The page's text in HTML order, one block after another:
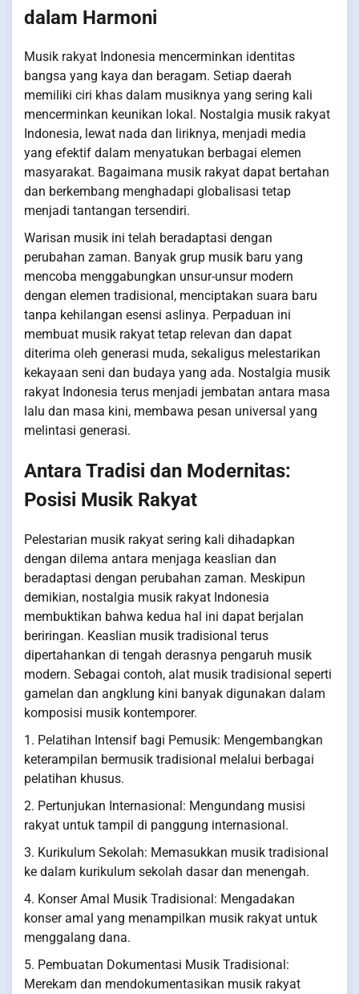
dalam Harmoni
Musik rakyat Indonesia mencerminkan identitas
bangsa yang kaya dan beragam. Setiap daerah
memiliki ciri khas dalam musiknya yang sering kali
mencerminkan keunikan lokal. Nostalgia musik rakyat
Indonesia, lewat nada dan liriknya, menjadi media
yang efektif dalam menyatukan berbagai elemen
masyarakat. Bagaimana musik rakyat dapat bertahan
dan berkembang menghadapi globalisasi tetap
menjadi tantangan tersendiri.
Warisan musik ini telah beradaptasi dengan
perubahan zaman. Banyak grup musik baru yang
mencoba menggabungkan unsur-unsur modern
dengan elemen tradisional, menciptakan suara baru
tanpa kehilangan esensi aslinya. Perpaduan ini
membuat musik rakyat tetap relevan dan dapat
diterima oleh generasi muda, sekaligus melestarikan
kekayaan seni dan budaya yang ada. Nostalgia musik
rakyat Indonesia terus menjadi jembatan antara masa
lalu dan masa kini, membawa pesan universal yang
melintasi generasi.
Antara Tradisi dan Modernitas:
Posisi Musik Rakyat
Pelestarian musik rakyat sering kali dihadapkan
dengan dilema antara menjaga keaslian dan
beradaptasi dengan perubahan zaman. Meskipun
demikian, nostalgia musik rakyat Indonesia
membuktikan bahwa kedua hal ini dapat berjalan
beriringan. Keaslian musik tradisional terus
dipertahankan di tengah derasnya pengaruh musik
modern. Sebagai contoh, alat musik tradisional seperti
gamelan dan angklung kini banyak digunakan dalam
komposisi musik kontemporer.
1. Pelatihan Intensif bagi Pemusik: Mengembangkan
keterampilan bermusik tradisional melalui berbagai
pelatihan khusus.
2. Pertunjukan Internasional: Mengundang musisi
rakyat untuk tampil di panggung internasional.
3. Kurikulum Sekolah: Memasukkan musik tradisional
ke dalam kurikulum sekolah dasar dan menengah.
4. Konser Amal Musik Tradisional: Mengadakan
konser amal yang menampilkan musik rakyat untuk
menggalang dana.
5. Pembuatan Dokumentasi Musik Tradisional:
Merekam dan mendokumentasikan musik rakyat